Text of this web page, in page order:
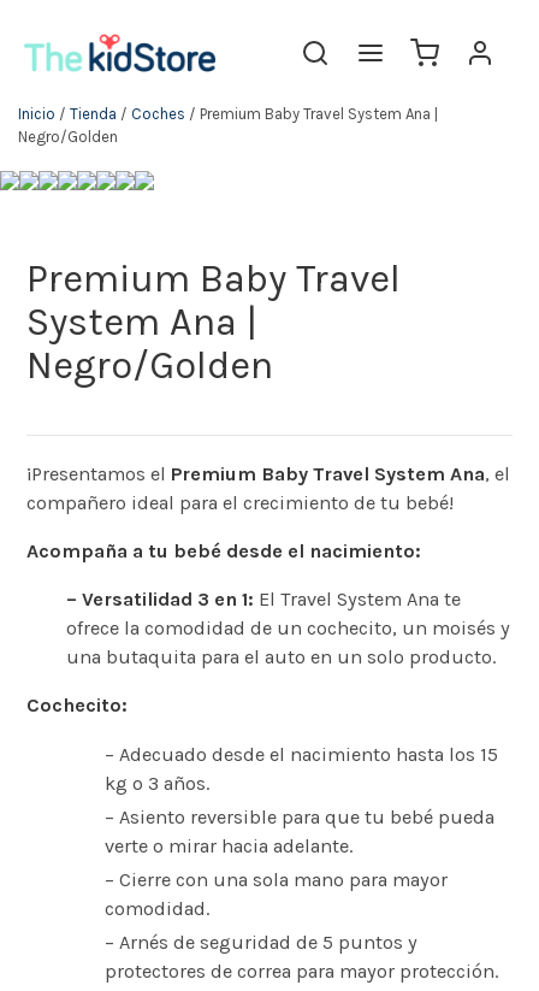
Inicio / Tienda / Coches / Premium Baby Travel System Ana |
Negro/Golden
Premium Baby Travel
System Ana |
Negro/Golden
¡Presentamos el Premium Baby Travel System Ana, el
compañero ideal para el crecimiento de tu bebé!
Acompaña a tu bebé desde el nacimiento:
– Versatilidad 3 en 1: El Travel System Ana te
ofrece la comodidad de un cochecito, un moisés y
una butaquita para el auto en un solo producto.
Cochecito:
– Adecuado desde el nacimiento hasta los 15
kg o 3 años.
– Asiento reversible para que tu bebé pueda
verte o mirar hacia adelante.
– Cierre con una sola mano para mayor
comodidad.
– Arnés de seguridad de 5 puntos y
protectores de correa para mayor protección.